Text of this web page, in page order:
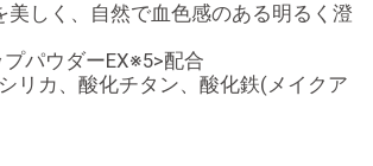
美しく、自然で血色感のある明るく澄
パウダーEX※5>配合
リカ、酸化チタン、酸化鉄(メイクア